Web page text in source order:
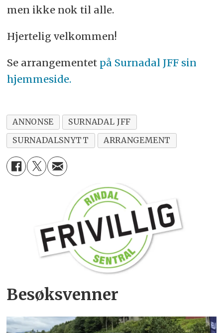
men ikke nok til alle.
Hjertelig velkommen!
Se arrangementetpå Surnadal JFF sin
hjemmeside.
ANNONSE
SURNADAL JFF
SURNADALSNYTT
ARRANGEMENT
Besøksvenner